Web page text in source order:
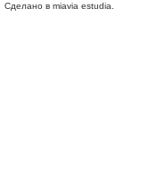
Сделано в miavia estudia.